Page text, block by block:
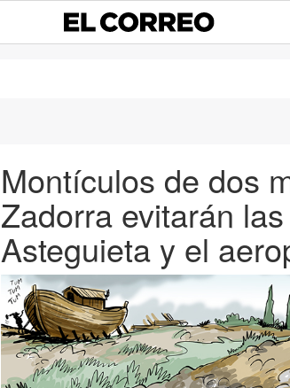
Montículos de dos
Zadorra evitarán
Asteguieta y el